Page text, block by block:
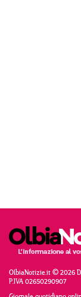
OlbiaNotizie.it © 2026
P.IVA 02650290907